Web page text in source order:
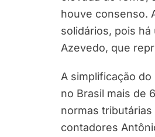
houve consenso.
solidários, pois
Azevedo, que
A simplificação
no Brasil mais de
normas
contadores